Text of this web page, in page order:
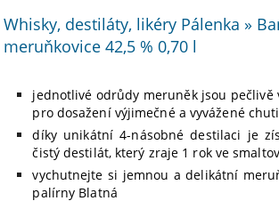
Whisky, destiláty, likéry Pálenka »
meruňkovice 42,5 % 0,70 l
jednotlivé odrůdy meruněk jsou pečlivě
pro dosažení výjimečné a vyvážené chuti
díky unikátní 4-násobné destilaci je
čistý destilát, který zraje 1 rok ve
vychutnejte si jemnou a delikátní
palírny Blatná